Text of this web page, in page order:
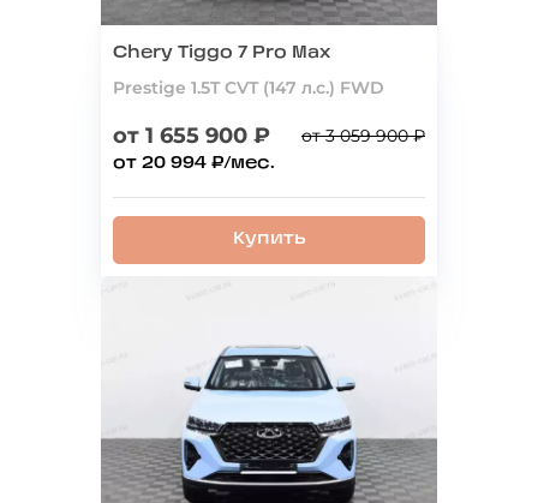
Chery Tiggo 7 Pro Max
Prestige 1.5T CVT (147 л.с.) FWD
от 1 655 900 ₽ от 3 059 900 ₽
от 20 994 ₽/мес.
Купить